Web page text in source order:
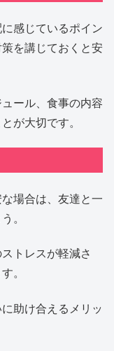
感じているポイン
を講じておくと安
ール、食事の内容
が大切です。
場合は、友達と一
。
トレスが軽減さ
。
助け合えるメリッ